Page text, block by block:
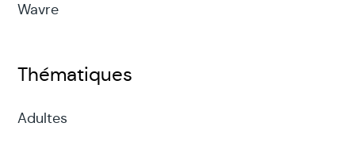
Wavre
Thématiques
Adultes